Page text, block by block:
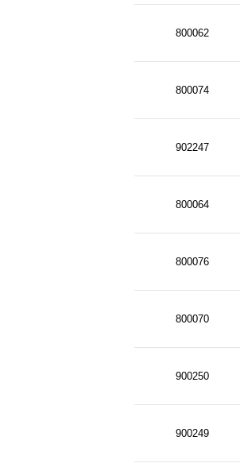
800062
800074
902247
800064
800076
800070
900250
900249